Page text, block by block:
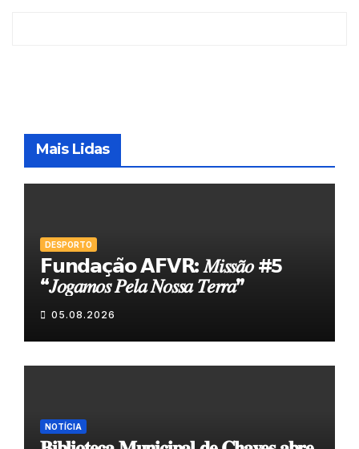
Mais Lidas
DESPORTO
𝗙𝘂𝗻𝗱𝗮𝗰̧𝗮̃𝗼 𝗔𝗙𝗩𝗥: 𝑀𝑖𝑠𝑠𝑎̃𝑜 #5
“𝐽𝑜𝑔𝑎𝑚𝑜𝑠 𝑃𝑒𝑙𝑎 𝑁𝑜𝑠𝑠𝑎 𝑇𝑒𝑟𝑟𝑎”
05.08.2026
NOTÍCIA